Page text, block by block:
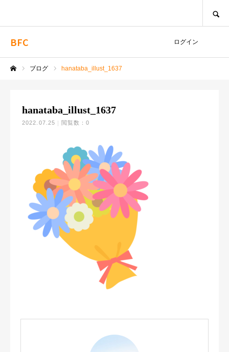
BFC ログイン
ブログ hanataba_illust_1637
hanataba_illust_1637
2022.07.25 閲覧数：0